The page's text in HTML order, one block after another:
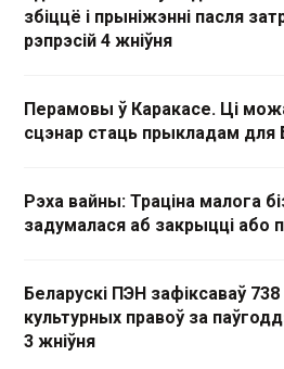
збіццё і прыніжэнні пасля
рэпрэсій 4 жніўня
Перамовы ў Каракасе. Ці
сцэнар стаць прыкладам для
Рэха вайны: Траціна малога
задумалася аб закрыцці або
Беларускі ПЭН зафіксаваў
культурных правоў за
3 жніўня